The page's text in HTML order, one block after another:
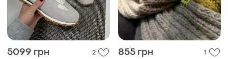
5099 грн 2 855 грн 1